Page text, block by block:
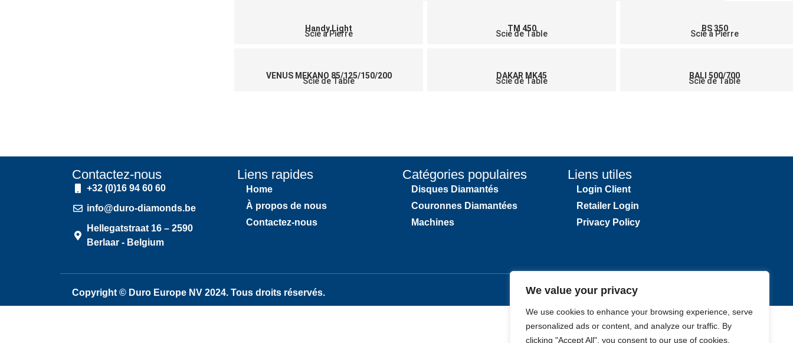
We value your privacy
We use cookies to enhance your browsing experience, serve
personalized ads or content, and analyze our traffic. By
clicking "Accept All", you consent to our use of cookies.
Handy Light
Scie à Pierre
TM 450
Scie de Table
BS 350
Scie à Pierre
VENUS MEKANO 85/125/150/200
Scie de Table
DAKAR MK45
Scie de Table
BALI 500/700
Scie de Table
Contactez-nous
+32 (0)16 94 60 60
info@duro-diamonds.be
Hellegatstraat 16 – 2590
Berlaar - Belgium
Liens rapides
Home
À propos de nous
Contactez-nous
Catégories populaires
Disques Diamantés
Couronnes Diamantées
Machines
Liens utiles
Login Client
Retailer Login
Privacy Policy
Copyright © Duro Europe NV 2024. Tous droits réservés.